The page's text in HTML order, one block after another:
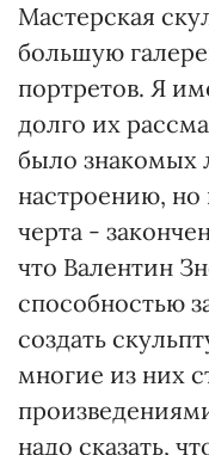
Мастерская
большую
портретов. Я
долго их
было знакомых
настроению, но
черта -
что Валентин
способностью
создать
многие из них
надо сказать,